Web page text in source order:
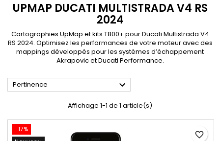
UPMAP DUCATI MULTISTRADA V4 RS
2024
Cartographies UpMap et kits T800+ pour Ducati Multistrada V4
RS 2024. Optimisez les performances de votre moteur avec des
mappings développés pour les systèmes d’échappement
Akrapovic et Ducati Performance.
Pertinence 
Affichage 1-1 de 1 article(s)
-17%
favorite_border